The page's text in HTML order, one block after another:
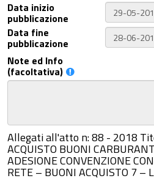
Data inizio
pubblicazione
Data fine
pubblicazione
Note ed Info
(facoltativa)
Allegati all'atto n: 88 - 2018
ACQUISTO BUONI
ADESIONE CONVENZIONE
RETE – BUONI ACQUISTO 7 –